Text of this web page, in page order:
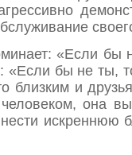
«Если бы
«Если бы не ты,
близким и
она
искреннюю